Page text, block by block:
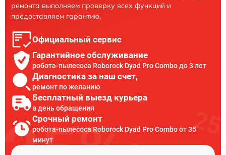
ремонта выполняем проверку всех функций и
предоставляем гарантию.
Официальный сервис
Гарантийное обслуживание
робота-пылесоса Roborock Dyad Pro Combo до 3 лет
Диагностика за наш счет,
ремонт по желанию
Бесплатный выезд курьера
в день обращения
Срочный ремонт
робота-пылесоса Roborock Dyad Pro Combo от 35
минут